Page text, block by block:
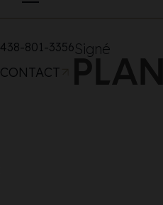
438-801-3356
CONTACT
Signé